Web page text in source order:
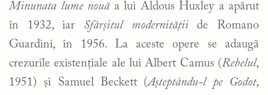
Minunata lume nouăa lui Aldous Huxley a apărut
în 1932, iar Sfârșitul modernității de Romano
Guardini, în 1956. La aceste opere se adaugă
crezurile existențiale ale lui Albert Camus (Rebelul,
1951) și Samuel Beckett (Așteptându-l pe Godot,